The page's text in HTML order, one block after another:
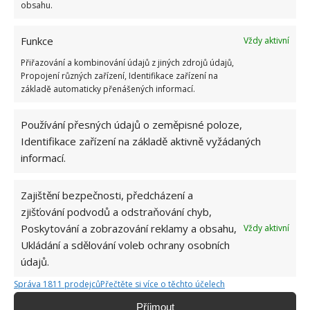
obsahu.
Funkce
Vždy aktivní
Přiřazování a kombinování údajů z jiných zdrojů údajů,
Propojení různých zařízení, Identifikace zařízení na
základě automaticky přenášených informací.
Používání přesných údajů o zeměpisné poloze,
Identifikace zařízení na základě aktivně vyžádaných
informací.
Zajištění bezpečnosti, předcházení a
zjišťování podvodů a odstraňování chyb,
Poskytování a zobrazování reklamy a obsahu,
Ukládání a sdělování voleb ochrany osobních
údajů.
Vždy aktivní
Správa 1811 prodejcůPřečtěte si více o těchto účelech
Příjmout
KOMENTOVAT
Absolvent České zemědělské
univerzity, který je již od malička
velkým kutilem. V podstatě vše, co je
možné najít v j...[Více o autorovi]